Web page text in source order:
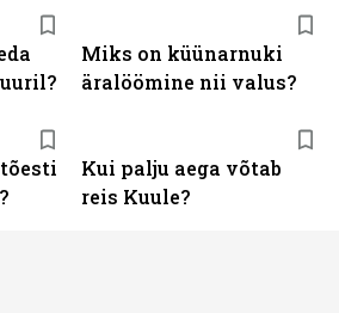
Miks on küünarnuki
äralöömine nii valus?
Kui palju aega võtab
reis Kuule?